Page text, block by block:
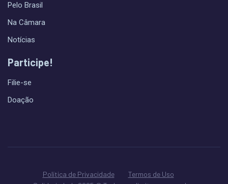
Pelo Brasil
Na Câmara
Notícias
Participe!
Filie-se
Doação
Política de Privacidade
Termos de Uso